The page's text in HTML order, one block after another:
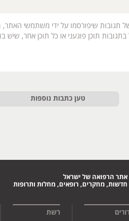
תגובות שיפורסמו על ידי משתמשי
תוכן פוגעני או כל תוכן אחר, שיש
טען כתבות נוספות
אתר הרפואה של ישראל
חדשות, מחקרים, רופאים, מחלות ותרופות
רשת